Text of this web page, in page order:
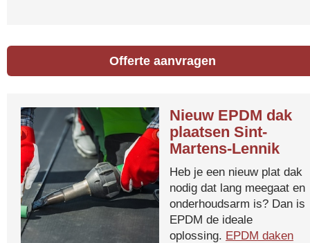
Offerte aanvragen
Nieuw EPDM dak
plaatsen Sint-
Martens-Lennik
Heb je een nieuw plat dak
nodig dat lang meegaat en
onderhoudsarm is? Dan is
EPDM de ideale
oplossing. EPDM daken